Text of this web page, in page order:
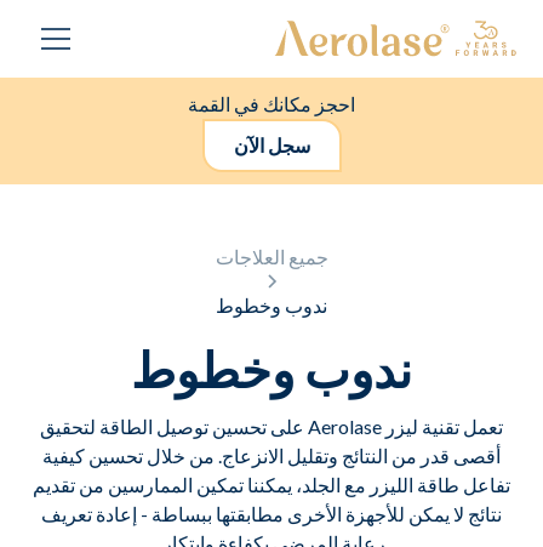
احجز مكانك في القمة
سجل الآن
جميع العلاجات
ندوب وخطوط
ندوب وخطوط
تعمل تقنية ليزر Aerolase على تحسين توصيل الطاقة لتحقيق
أقصى قدر من النتائج وتقليل الانزعاج. من خلال تحسين كيفية
تفاعل طاقة الليزر مع الجلد، يمكننا تمكين الممارسين من تقديم
نتائج لا يمكن للأجهزة الأخرى مطابقتها ببساطة - إعادة تعريف